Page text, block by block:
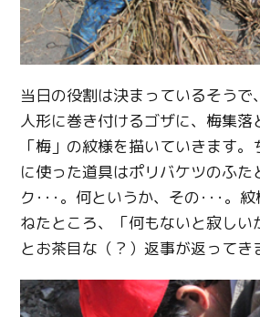
当日の役割は決まっているそうで
人形に巻き付けるゴザに、梅集落
「梅」の紋様を描いていきます
に使った道具はポリバケツのふた
ク･･･。何というか、その･･･。
ねたところ、「何もないと寂しい
とお茶目な（？）返事が返ってき